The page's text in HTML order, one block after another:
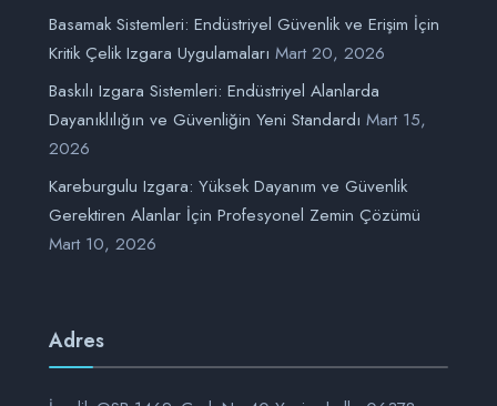
Basamak Sistemleri: Endüstriyel Güvenlik ve Erişim İçin
Kritik Çelik Izgara Uygulamaları Mart 20, 2026
Baskılı Izgara Sistemleri: Endüstriyel Alanlarda
Dayanıklılığın ve Güvenliğin Yeni Standardı Mart 15,
2026
Kareburgulu Izgara: Yüksek Dayanım ve Güvenlik
Gerektiren Alanlar İçin Profesyonel Zemin Çözümü
Mart 10, 2026
Adres